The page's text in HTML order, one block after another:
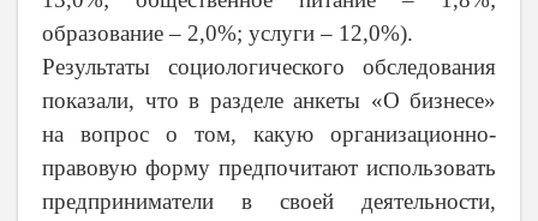
образование – 2,0%; услуги – 12,0%).
Результаты социологического обследования
показали, что в разделе анкеты «О бизнесе»
на вопрос о том, какую организационно-
правовую форму предпочитают использовать
предприниматели в своей деятельности,